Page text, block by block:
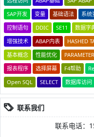
SAP开发
变量 基础语法 系统
控制语句
DDIC SE11 数据字
增强技术
ABAP内表 HASHED
基本概念
性能优化
报表程序
选择屏幕 F4帮助
Open SQL
SELECT 数据库访问
联系我们
联系电话：